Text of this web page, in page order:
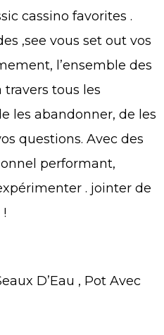
cassino favorites .
,see vous set out vos
l’ensemble des
tous les
les abandonner, de les
questions. Avec des
performant,
. jointer de
D’Eau , Pot Avec